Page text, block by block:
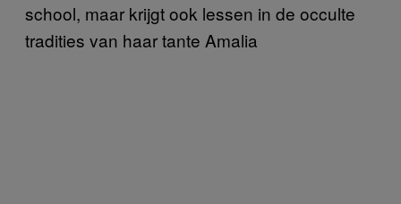
school, maar krijgt ook lessen in de occulte
tradities van haar tante Amalia